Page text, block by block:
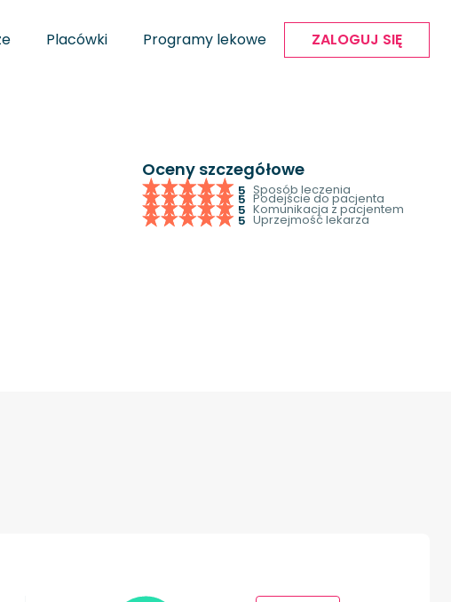
Placówki Programy lekowe ZALOGUJ SIĘ
Oceny szczegółowe
5 Sposób leczenia
5 Podejście do pacjenta
5 Komunikacja z pacjentem
5 Uprzejmość lekarza